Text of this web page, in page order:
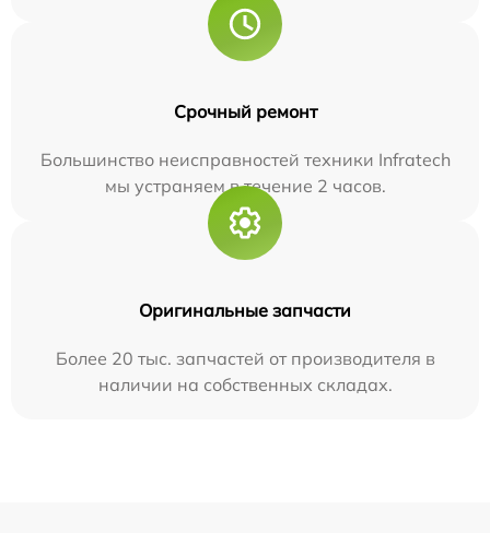
Срочный ремонт
Большинство неисправностей техники Infratech
мы устраняем в течение 2 часов.
Оригинальные запчасти
Более 20 тыс. запчастей от производителя в
наличии на собственных складах.